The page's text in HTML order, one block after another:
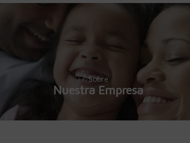
Sobre
Nuestra Empresa